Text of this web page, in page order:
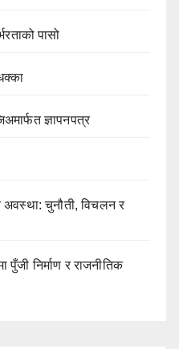
पासो
ज्ञापनपत्र
अवस्था: चुनौती, विचलन र
पुँजी निर्माण र राजनीतिक